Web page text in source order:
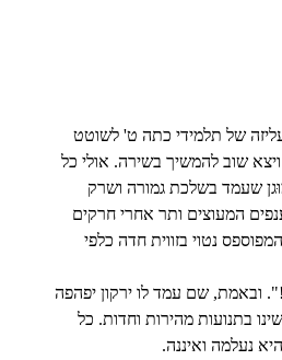
של תלמידי כתה ט' לשוטט
שוב להמשיך בשירה. אולי כל
שעמד בשלכת גמורה ושרק
המעוצים ותר אחרי חרקים
נטוי בזווית חדה כלפי
ובאמת, שם עמד לו ירקון יפהפה
בתנועות מהירות וחדות. כל
נעלמה ואיננה.